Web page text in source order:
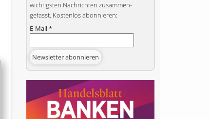
wichtigsten Nachrichten zusammen­
gefasst. Kostenlos abonnieren:
E-Mail*